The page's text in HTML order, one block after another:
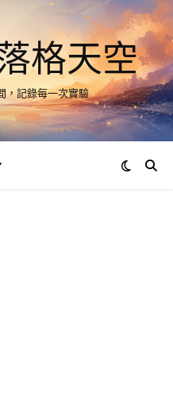
格天空
，記錄每一次實驗